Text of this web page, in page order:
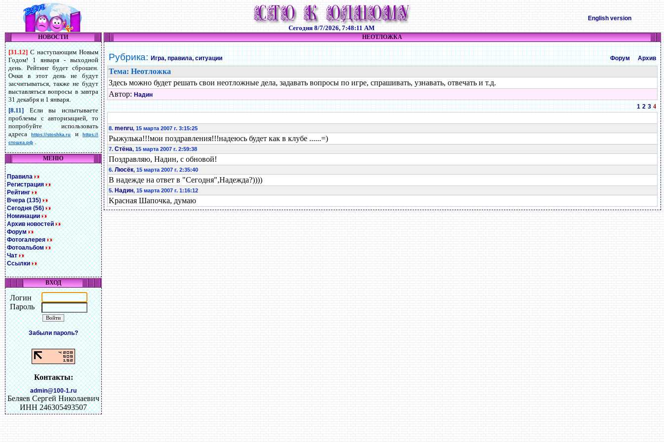
Сегодня 8/7/2026, 7:48:11 AM
English version
НОВОСТИ
[31.12]С наступающим Новым
Годом! 1 января - выходной
день. Рейтинг будет сброшен.
Очки в этот день не будут
засчитываться, также не будут
выставляться вопросы в завтра
31 декабря и 1 января.
[8.11]Если вы испытываете
проблемы с авторизацией, то
попробуйте использовать
адресаhttps://stoshka.ruиhttps://
стошка.рф.
МЕНЮ
Правила
Регистрация
Рейтинг
Вчера (135)
Сегодня (56)
Номинации
Архив новостей
Форум
Фотогалерея
Фотоальбом
Чат
Ссылки
ВХОД
Логин
Пароль
Забыли пароль?
Контакты:
admin@100-1.ru
Беляев Сергей Николаевич
ИНН 246305493507
НЕОТЛОЖКА
Рубрика:Игра, правила, ситуации Форум Архив
Тема: Неотложка
Здесь можно будет решать свои неотложные дела, задавать вопросы по игре, спрашивать, узнавать, отвечать и т.д.
Автор: Надин
1 2 3 4
8. menru, 15 марта 2007 г. 3:15:25
Рыжулька!!!мои поздравления!!!надеюсь будет как в клубе ......=)
7. Стёна, 15 марта 2007 г. 2:59:38
Поздравляю, Надин, с обновой!
6. Люсёк, 15 марта 2007 г. 2:35:40
В надежде на ответ в "Сегодня",Надежда?))))
5. Надин, 15 марта 2007 г. 1:16:12
Kрасная Шапочка, думаю